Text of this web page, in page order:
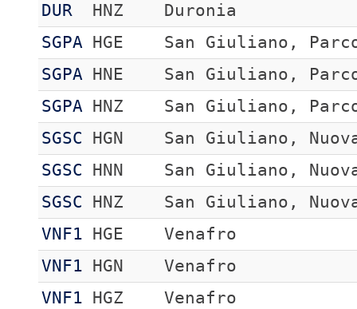
DUR
HNZ
Duronia
SGPA
HGE
San Giuliano,
SGPA
HNE
San Giuliano,
SGPA
HNZ
San Giuliano,
SGSC
HGN
San Giuliano,
SGSC
HNN
San Giuliano,
SGSC
HNZ
San Giuliano,
VNF1
HGE
Venafro
VNF1
HGN
Venafro
VNF1
HGZ
Venafro